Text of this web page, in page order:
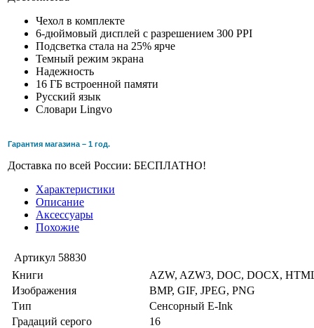
Чехол в комплекте
6-дюймовый дисплей с разрешением 300 PPI
Подсветка стала на 25% ярче
Темный режим экрана
Надежность
16 ГБ встроенной памяти
Русский язык
Словари Lingvo
Гарантия магазина – 1 год.
Доставка по всей России: БЕСПЛАТНО!
Характеристики
Описание
Аксессуары
Похожие
Артикул 58830
Книги
AZW, AZW3, DOC, DOCX,
Изображения
BMP, GIF, JPEG, PNG
Тип
Сенсорный E-Ink
Градаций серого
16